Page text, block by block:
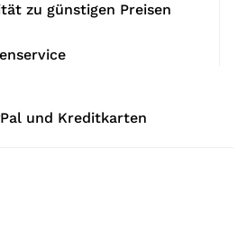
zu günstigen Preisen
und Kreditkarten